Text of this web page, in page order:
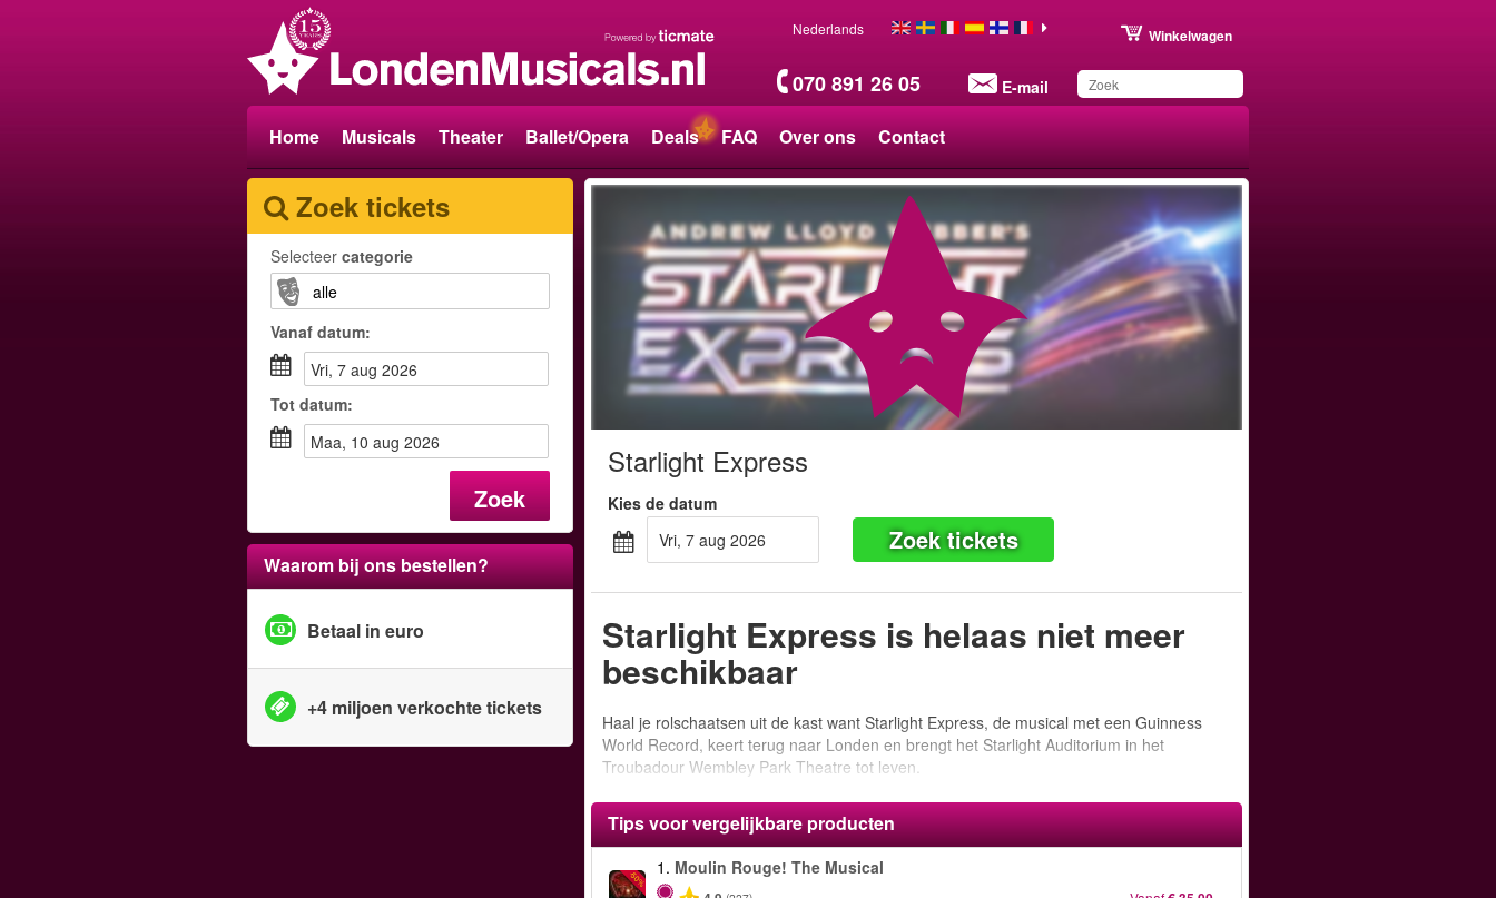
070 891 26 05 E-mail
Winkelwagen
Nederlands
Home Musicals Theater Ballet/Opera Deals FAQ Over ons Contact
Dit product is
toegevoegd aan uw
wensenlijst.
Zoek tickets
Selecteer categorie
Vanaf datum:
vri, 7 aug 2026
Tot datum:
maa, 10 aug 2026
Zoek
Waarom bij ons bestellen?
Betaal in euro
+4 miljoen verkochte tickets
Starlight Express
Kies de datum
vri, 7 aug 2026
Zoek tickets
Starlight Express is helaas niet meer
beschikbaar
Haal je rolschaatsen uit de kast want Starlight Express, de musical met een Guinness
World Record, keert terug naar Londen en brengt het Starlight Auditorium in het
Troubadour Wembley Park Theatre tot leven.
Tips voor vergelijkbare producten
-50%
1. Moulin Rouge! The Musical